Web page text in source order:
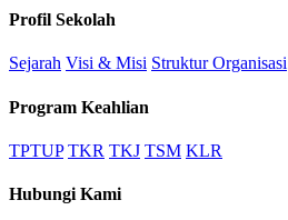
Profil Sekolah
Sejarah Visi & Misi Struktur Organisasi
Program Keahlian
TPTUP TKR TKJ TSM KLR
Hubungi Kami